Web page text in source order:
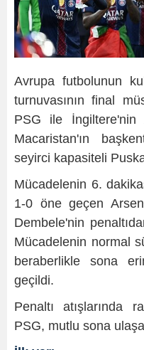
Avrupa futbolunun
turnuvasının final
PSG ile İngiltere'nin
Macaristan'ın
seyirci kapasiteli
Mücadelenin 6.
1-0 öne geçen
Dembele'nin
Mücadelenin normal
beraberlikle sona
geçildi.
Penaltı atışlarında
PSG, mutlu sona